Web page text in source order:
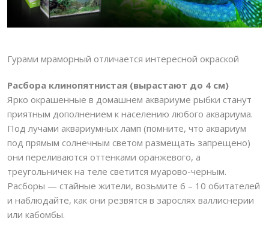
Гурами мраморный отличается интересной окраской
Расбора клинопятнистая (вырастают до 4 см)
Ярко окрашенные в домашнем аквариуме рыбки станут
приятным дополнением к населению любого аквариума.
Под лучами аквариумных ламп (помните, что аквариум
под прямым солнечным светом размещать запрещено)
они переливаются оттенками оранжевого, а
треугольничек на теле светится муарово-черным.
Расборы — стайные жители, возьмите 6 – 10 обитателей
и наблюдайте, как они резвятся в зарослях валлиснерии
или кабомбы.